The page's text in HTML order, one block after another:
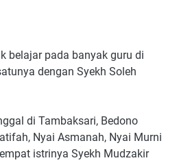
belajar pada banyak guru di
dengan Syekh Soleh
di Tambaksari, Bedono
Nyai Asmanah, Nyai Murni
istrinya Syekh Mudzakir